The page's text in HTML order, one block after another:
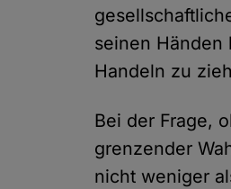
seinen Händen
Handeln zu
Bei der Frage,
grenzender
nicht weniger